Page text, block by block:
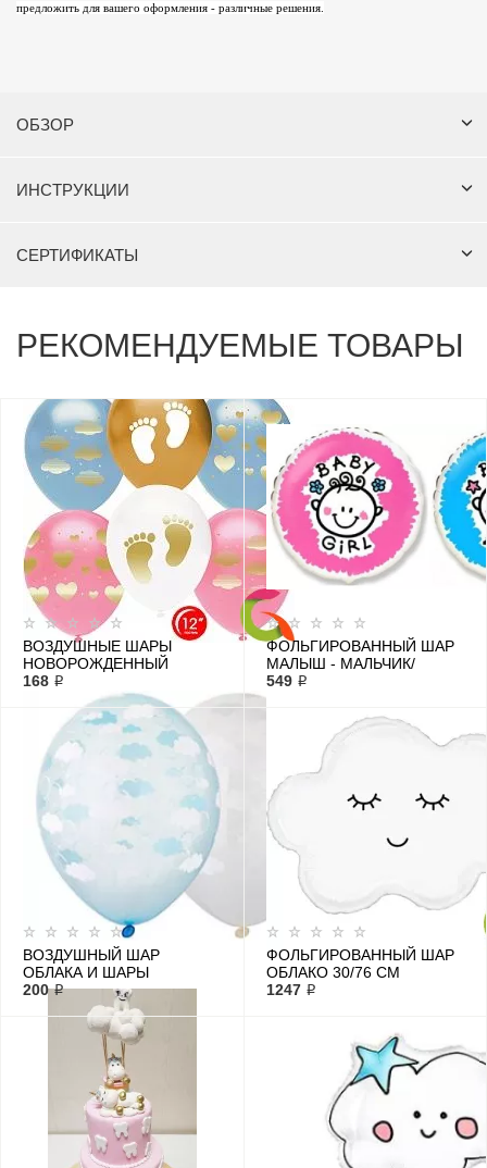
предложить для вашего оформления - различные решения.
ОБЗОР
ИНСТРУКЦИИ
СЕРТИФИКАТЫ
РЕКОМЕНДУЕМЫЕ ТОВАРЫ
ВОЗДУШНЫЕ ШАРЫ
НОВОРОЖДЕННЫЙ
(СЕРДЦА И ОБЛАКА)
168 ₽
ФОЛЬГИРОВАННЫЙ ШАР
МАЛЫШ - МАЛЬЧИК/
ДЕВОЧКА (ОБЛАКА) 18/46
СМ
549 ₽
ВОЗДУШНЫЙ ШАР
ОБЛАКА И ШАРЫ
200 ₽
ФОЛЬГИРОВАННЫЙ ШАР
ОБЛАКО 30/76 СМ
1247 ₽